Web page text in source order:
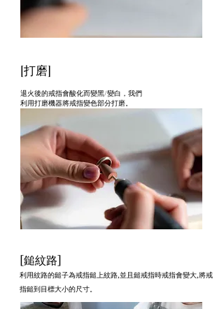
[打磨]
退火後的戒指會酸化而變黑/變白， 我們
利用打磨機器將戒指變色部分打磨。
[鎚紋路]
利用紋路的鎚子為戒指鎚上紋路,並且鎚戒指時戒指會變大,將戒
指鎚到目標大小的尺寸。